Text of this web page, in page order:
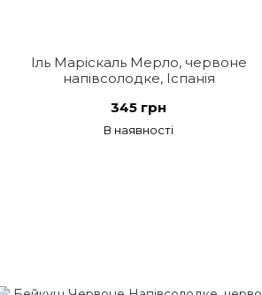
Іль Маріскаль Мерло, червоне
напівсолодке, Іспанія
345 грн
В наявності